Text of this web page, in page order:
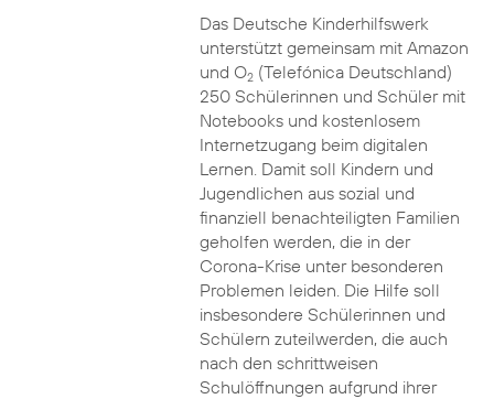
Das Deutsche Kinderhilfswerk
unterstützt gemeinsam mit Amazon
und O2(Telefónica Deutschland)
250 Schülerinnen und Schüler mit
Notebooks und kostenlosem
Internetzugang beim digitalen
Lernen. Damit soll Kindern und
Jugendlichen aus sozial und
finanziell benachteiligten Familien
geholfen werden, die in der
Corona-Krise unter besonderen
Problemen leiden. Die Hilfe soll
insbesondere Schülerinnen und
Schülern zuteilwerden, die auch
nach den schrittweisen
Schulöffnungen aufgrund ihrer